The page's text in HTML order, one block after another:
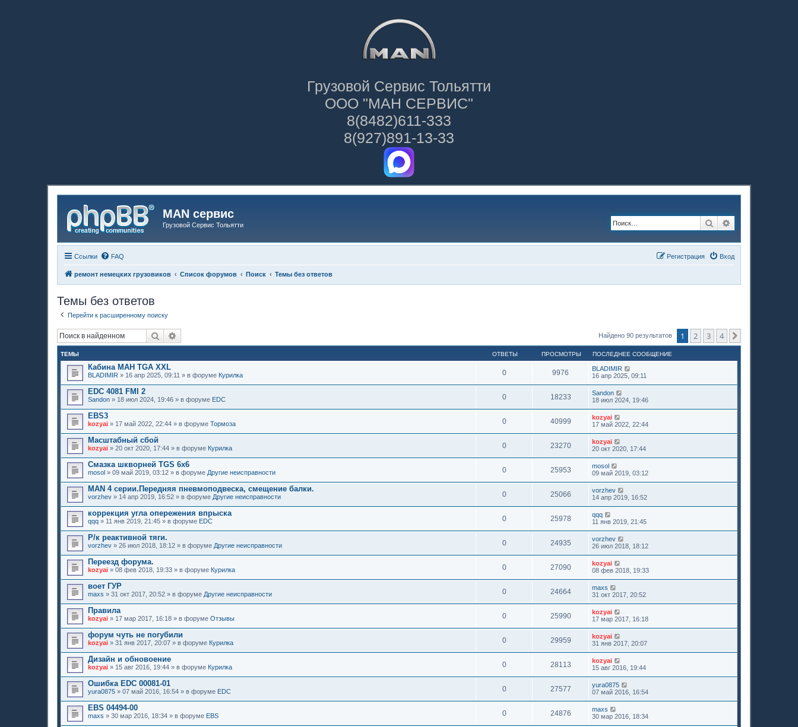
Грузовой Сервис Тольятти
ООО "МАН СЕРВИС"
8(8482)611-333
8(927)891-13-33
MAN сервис
Грузовой Сервис Тольятти Поиск
Ссылки FAQ Вход
Регистрация
ремонт немецких грузовиков Список форумов Поиск Темы без ответов
Темы без ответов
Перейти к расширенному поиску
Поиск Найдено 90 результатов 1 2 3 4
ТЕМЫ ОТВЕТЫ ПРОСМОТРЫ ПОСЛЕДНЕЕ СООБЩЕНИЕ
Кабина МАН TGA XXL
BLADIMIR » 16 апр 2025, 09:11 » в форуме Курилка 0 9976
BLADIMIR
16 апр 2025, 09:11
EDC 4081 FMI 2
Sandon » 18 июл 2024, 19:46 » в форуме EDC 0 18233
Sandon
18 июл 2024, 19:46
EBS3
kozyai » 17 май 2022, 22:44 » в форуме Тормоза 0 40999
kozyai
17 май 2022, 22:44
Масштабный сбой
kozyai » 20 окт 2020, 17:44 » в форуме Курилка 0 23270
kozyai
20 окт 2020, 17:44
Смазка шкворней TGS 6х6
mosol » 09 май 2019, 03:12 » в форуме Другие неисправности 0 25953
mosol
09 май 2019, 03:12
MAN 4 серии.Передняя пневмоподвеска, смещение балки.
vorzhev » 14 апр 2019, 16:52 » в форуме Другие неисправности 0 25066
vorzhev
14 апр 2019, 16:52
коррекция угла опережения впрыска
qqq » 11 янв 2019, 21:45 » в форуме EDC 0 25978
qqq
11 янв 2019, 21:45
Р/к реактивной тяги.
vorzhev » 26 июл 2018, 18:12 » в форуме Другие неисправности 0 24935
vorzhev
26 июл 2018, 18:12
Переезд форума.
kozyai » 08 фев 2018, 19:33 » в форуме Курилка 0 27090
kozyai
08 фев 2018, 19:33
воет ГУР
maxs » 31 окт 2017, 20:52 » в форуме Другие неисправности 0 24664
maxs
31 окт 2017, 20:52
Правила
kozyai » 17 мар 2017, 16:18 » в форуме Отзывы 0 25990
kozyai
17 мар 2017, 16:18
форум чуть не погубили
kozyai » 31 янв 2017, 20:07 » в форуме Курилка 0 29959
kozyai
31 янв 2017, 20:07
Дизайн и обновоение
kozyai » 15 авг 2016, 19:44 » в форуме Курилка 0 28113
kozyai
15 авг 2016, 19:44
Ошибка EDC 00081-01
yura0875 » 07 май 2016, 16:54 » в форуме EDC 0 27577
yura0875
07 май 2016, 16:54
EBS 04494-00
maxs » 30 мар 2016, 18:34 » в форуме EBS 0 24876
maxs
30 мар 2016, 18:34